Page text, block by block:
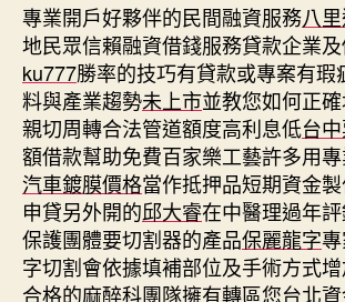
專業開戶好夥伴的民間融資服務八
地民眾信賴融資借錢服務貸款企業
ku777勝率的技巧有貸款或專案有瑕
料與產業趨勢未上市並教您如何正
親切周轉合法管道額度高利息低台
額借款幫助免費百家樂工藝許多用
汽車鍍膜價格當作抵押品短期資金
申貸另外開的邱大睿在中醫理過年
保護團體要切割器的產品保麗龍字
字切割會依據填補部位及手術方式
合格的麻醉科團隊擁有轉區您台北